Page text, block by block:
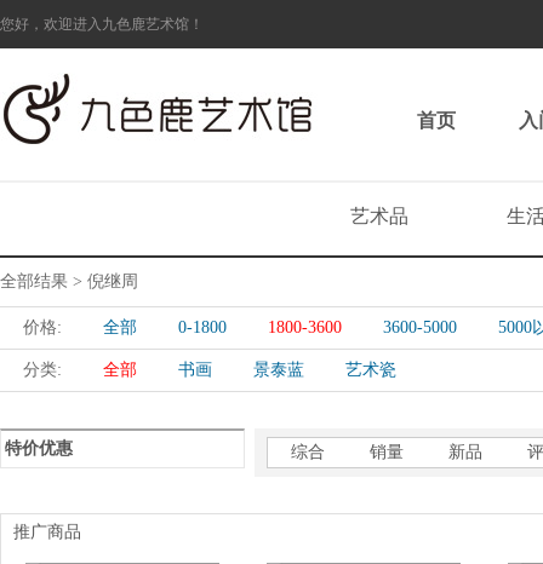
您好，欢迎进入九色鹿艺术馆！
首页
艺术品 生
全部结果 > 倪继周
价格: 全部 0-1800 1800-3600 3600-5000 5000
分类: 全部 书画 景泰蓝 艺术瓷
特价优惠 综合 销量 新品
推广商品